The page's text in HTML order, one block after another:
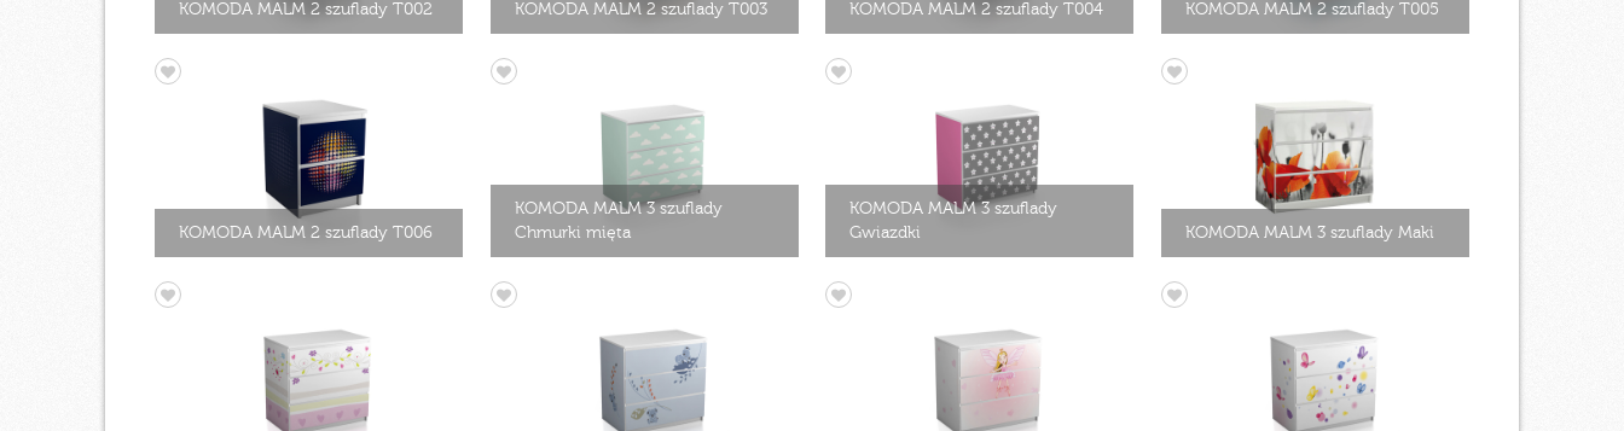
KOMODA MALM 2 szuflady T002 KOMODA MALM 2 szuflady T003 KOMODA MALM 2 szuflady T004 KOMODA MALM 2 szuflady T005
KOMODA MALM 2 szuflady T006
KOMODA MALM 3 szuflady
Chmurki mięta
KOMODA MALM 3 szuflady
Gwiazdki
KOMODA MALM 3 szuflady Maki